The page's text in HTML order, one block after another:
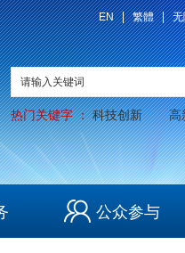
EN 繁體
热门关键字 ： 科技创新 高
公众参与